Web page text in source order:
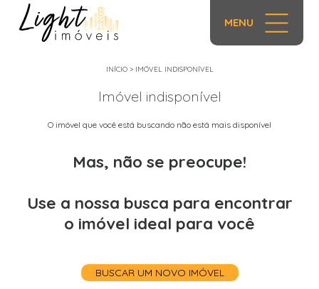
MENU
INÍCIO> IMÓVEL INDISPONÍVEL
Imóvel indisponível
O imóvel que você está buscando não está mais disponível
Mas, não se preocupe!
Use a nossa busca para encontrar
o imóvel ideal para você
BUSCAR UM NOVO IMÓVEL